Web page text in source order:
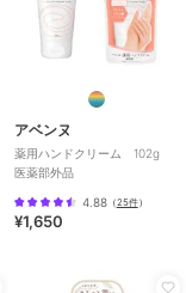
／ハン
アベンヌ
薬用ハンドクリーム 102g
医薬部外品
4.88（25件）
¥1,650